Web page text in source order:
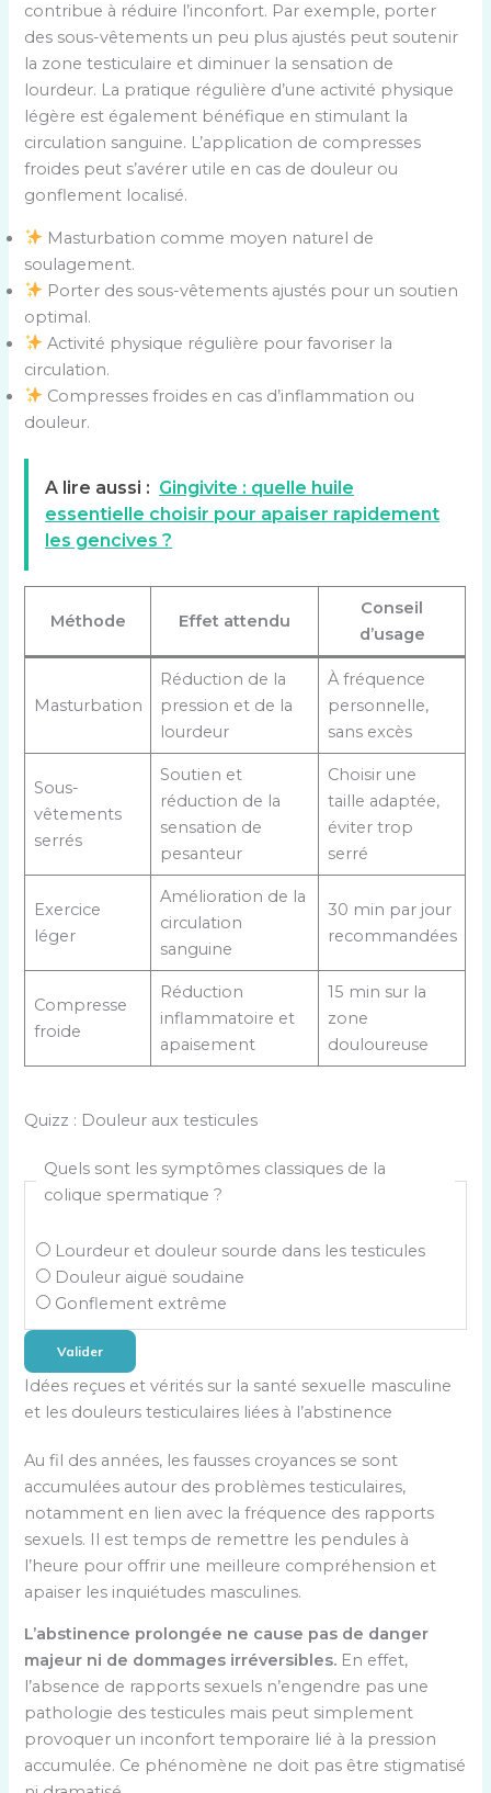
contribue à réduire l’inconfort. Par exemple, porter
des sous-vêtements un peu plus ajustés peut soutenir
la zone testiculaire et diminuer la sensation de
lourdeur. La pratique régulière d’une activité physique
légère est également bénéfique en stimulant la
circulation sanguine. L’application de compresses
froides peut s’avérer utile en cas de douleur ou
gonflement localisé.
Masturbation comme moyen naturel de
soulagement.
Porter des sous-vêtements ajustés pour un soutien
optimal.
Activité physique régulière pour favoriser la
circulation.
Compresses froides en cas d’inflammation ou
douleur.
A lire aussi : Gingivite : quelle huile
essentielle choisir pour apaiser rapidement
les gencives ?
Méthode Effet attendu
Conseil
d’usage
Masturbation
Réduction de la
pression et de la
lourdeur
À fréquence
personnelle,
sans excès
Sous-
vêtements
serrés
Soutien et
réduction de la
sensation de
pesanteur
Choisir une
taille adaptée,
éviter trop
serré
Exercice
léger
Amélioration de la
circulation
sanguine
30 min par jour
recommandées
Compresse
froide
Réduction
inflammatoire et
apaisement
15 min sur la
zone
douloureuse
Quizz : Douleur aux testicules
Quels sont les symptômes classiques de la
colique spermatique ?
Lourdeur et douleur sourde dans les testicules
Douleur aiguë soudaine
Gonflement extrême
Valider
Idées reçues et vérités sur la santé sexuelle masculine
et les douleurs testiculaires liées à l’abstinence
Au fil des années, les fausses croyances se sont
accumulées autour des problèmes testiculaires,
notamment en lien avec la fréquence des rapports
sexuels. Il est temps de remettre les pendules à
l’heure pour offrir une meilleure compréhension et
apaiser les inquiétudes masculines.
L’abstinence prolongée ne cause pas de danger
majeur ni de dommages irréversibles. En effet,
l’absence de rapports sexuels n’engendre pas une
pathologie des testicules mais peut simplement
provoquer un inconfort temporaire lié à la pression
accumulée. Ce phénomène ne doit pas être stigmatisé